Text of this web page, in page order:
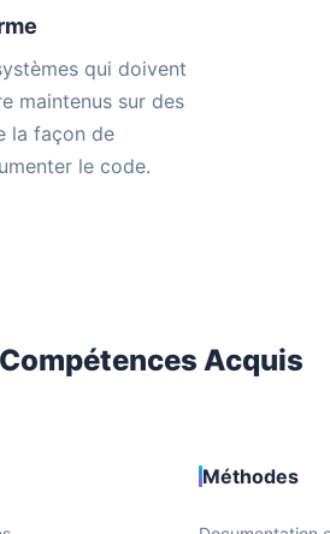
qui doivent
maintenus sur des
la façon de
le code.
Acquis
Méthodes